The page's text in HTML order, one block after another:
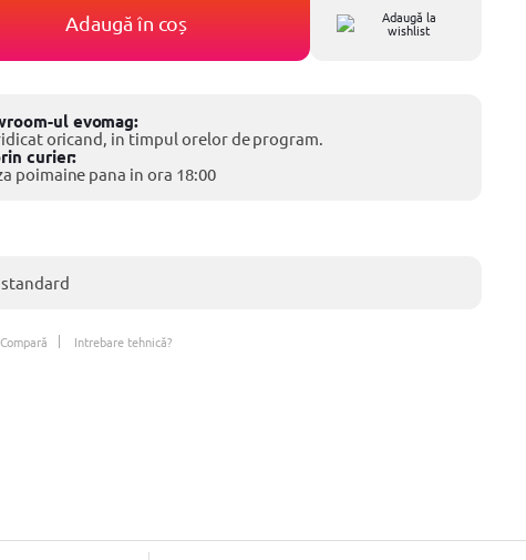
Adaugă în coș Adaugă la
wishlist
ul evomag:
oricand, in timpul orelor de program.
curier:
poimaine pana in ora 18:00
Compară Intrebare tehnică?